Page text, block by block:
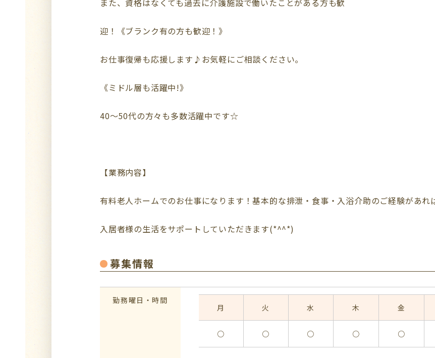
また、資格はなくても過去に介護施設で働いたことがある方も歓
迎！《ブランク有の方も歓迎！》
お仕事復帰も応援します♪お気軽にご相談ください。
《ミドル層も活躍中!》
40～50代の方々も多数活躍中です☆
【業務内容】
有料老人ホームでのお仕事になります！基本的な排泄・食事・入浴介助のご経験があ
入居者様の生活をサポートしていただきます(*^^*)
募集情報
勤務曜日・時間
月 火 水 木 金
○ ○ ○ ○ ○